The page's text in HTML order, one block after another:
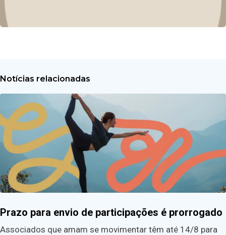
Notícias relacionadas
Prazo para envio de participações é prorrogado
Associados que amam se movimentar têm até 14/8 para